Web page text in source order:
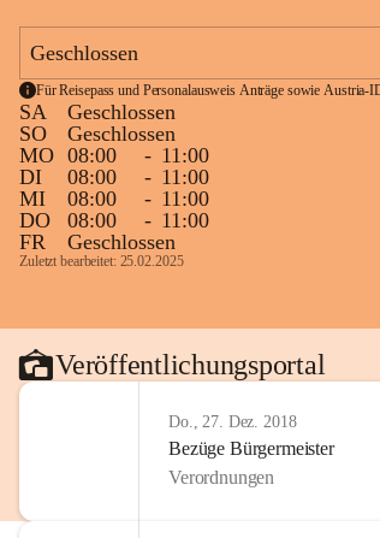
Geschlossen
Für Reisepass und Personalausweis Anträge sowie Austria-
SA
Geschlossen
SO
Geschlossen
MO 08:00 - 11:00
DI
08:00 - 11:00
MI
08:00 - 11:00
DO
08:00 - 11:00
FR
Geschlossen
Zuletzt bearbeitet: 25.02.2025
Veröffentlichungsportal
Do., 27. Dez. 2018
Bezüge Bürgermeister
Verordnungen